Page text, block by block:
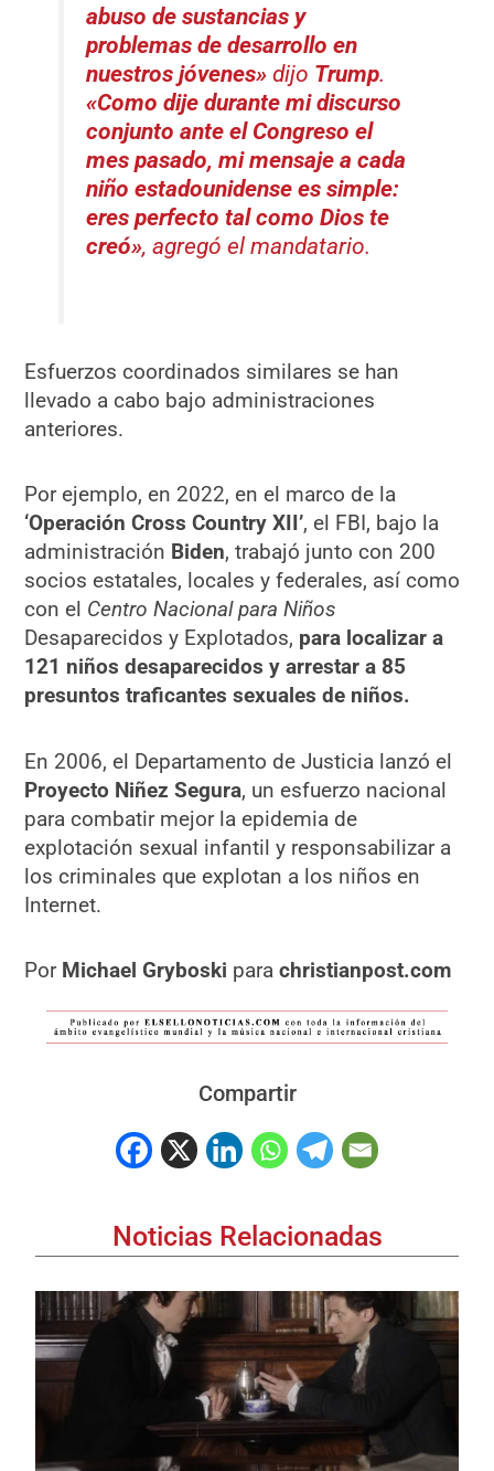
abuso de sustancias y
problemas de desarrollo en
nuestros jóvenes» dijo Trump.
«Como dije durante mi discurso
conjunto ante el Congreso el
mes pasado, mi mensaje a cada
niño estadounidense es simple:
eres perfecto tal como Dios te
creó», agregó el mandatario.
Esfuerzos coordinados similares se han
llevado a cabo bajo administraciones
anteriores.
Por ejemplo, en 2022, en el marco de la
‘Operación Cross Country XII’, el FBI, bajo la
administración Biden, trabajó junto con 200
socios estatales, locales y federales, así como
con el Centro Nacional para Niños
Desaparecidos y Explotados, para localizar a
121 niños desaparecidos y arrestar a 85
presuntos traficantes sexuales de niños.
En 2006, el Departamento de Justicia lanzó el
Proyecto Niñez Segura, un esfuerzo nacional
para combatir mejor la epidemia de
explotación sexual infantil y responsabilizar a
los criminales que explotan a los niños en
Internet.
Por Michael Gryboski parachristianpost.com
Compartir
Noticias Relacionadas